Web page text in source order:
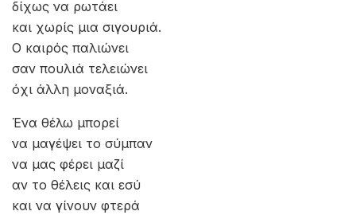
δίχως να ρωτάει
και χωρίς μια σιγουριά.
Ο καιρός παλιώνει
σαν πουλιά τελειώνει
όχι άλλη μοναξιά.
Ένα θέλω μπορεί
να μαγέψει το σύμπαν
να μας φέρει μαζί
αν το θέλεις και εσύ
και να γίνουν φτερά